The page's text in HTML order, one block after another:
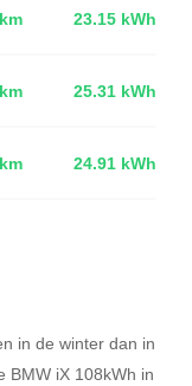
23.15 kWh
25.31 kWh
24.91 kWh
in de winter dan in
BMW iX 108kWh in